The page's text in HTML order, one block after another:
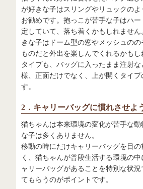
が好きな子はスリングやリュックの
お勧めです。抱っこが苦手な子はハ
定していて、落ち着くかもしれませ
きな子はドーム型の窓やメッシュの
ものだと外出を楽しんでくれるかも
タイプも、バッグに入ったまま注射
様、正面だけでなく、上が開くタイ
す。
2．キャリーバッグに慣れさせよ
猫ちゃんは本来環境の変化が苦手な
な子は多くありません。
移動の時にだけキャリーバッグを目
く、猫ちゃんが普段生活する環境の
ャリーバッグがあることを特別な状
てもらうのがポイントです。